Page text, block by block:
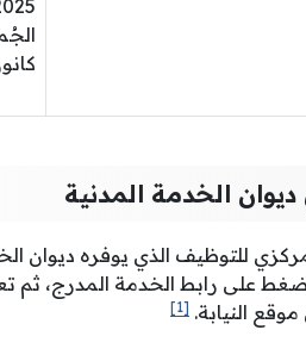
كانون
الخدمة المدنية
للتوظيف الذي يوفره ديوان
على رابط الخدمة المدرج، ثم
النيابة. [1]